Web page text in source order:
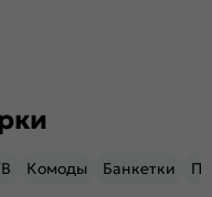
Комоды Банкетки